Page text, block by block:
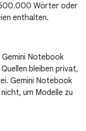
500.000 Wörter oder
enthalten.
Notebook
bleiben privat,
Gemini Notebook
um Modelle zu